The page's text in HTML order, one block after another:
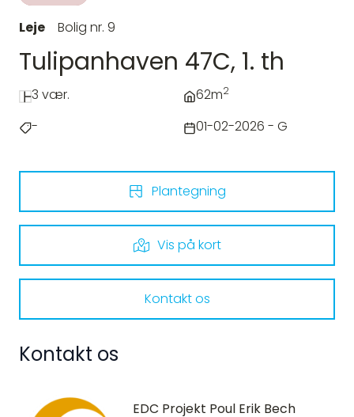
Leje Bolig nr. 9
Tulipanhaven 47C, 1. th
3 vær. 62m2
- 01-02-2026 - G
Plantegning
Vis på kort
Kontakt os
Kontakt os
EDC Projekt Poul Erik Bech